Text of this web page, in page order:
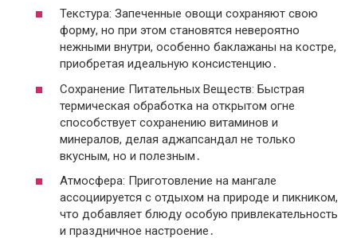
Текстура: Запеченные овощи сохраняют свою
форму, но при этом становятся невероятно
нежными внутри, особенно баклажаны на костре,
приобретая идеальную консистенцию․
Сохранение Питательных Веществ: Быстрая
термическая обработка на открытом огне
способствует сохранению витаминов и
минералов, делая аджапсандал не только
вкусным, но и полезным․
Атмосфера: Приготовление на мангале
ассоциируется с отдыхом на природе и пикником,
что добавляет блюду особую привлекательность
и праздничное настроение․